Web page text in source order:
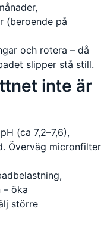
(beroende på
och rotera – då
slipper stå still.
inte är
(ca 7,2–7,6),
Överväg micronfilter
– öka
större